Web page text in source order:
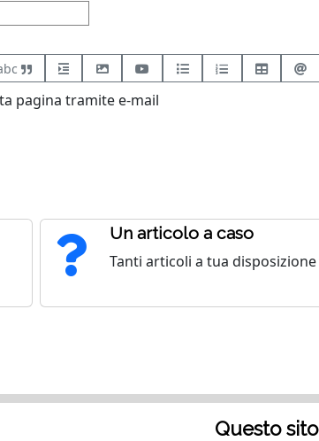
pagina tramite e-mail
Un articolo a caso
Tanti articoli a tua disposizione
Questo sito